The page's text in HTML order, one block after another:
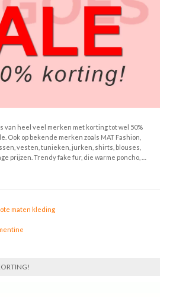
van heel veel merken met korting tot wel 50%
Ook op bekende merken zoals MAT Fashion,
vesten, tunieken, jurken, shirts, blouses,
prijzen. Trendy fake fur, die warme poncho, …
maten kleding